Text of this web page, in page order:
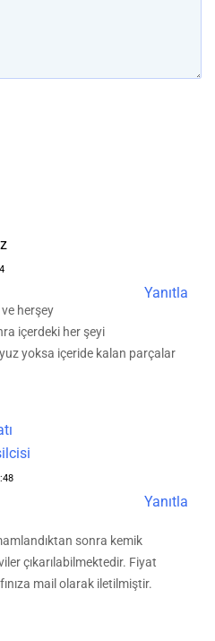
Yanıtla
herşey
içerdeki her şeyi
yoksa içeride kalan parçalar
Yanıtla
sonra kemik
çıkarılabilmektedir. Fiyat
mail olarak iletilmiştir.